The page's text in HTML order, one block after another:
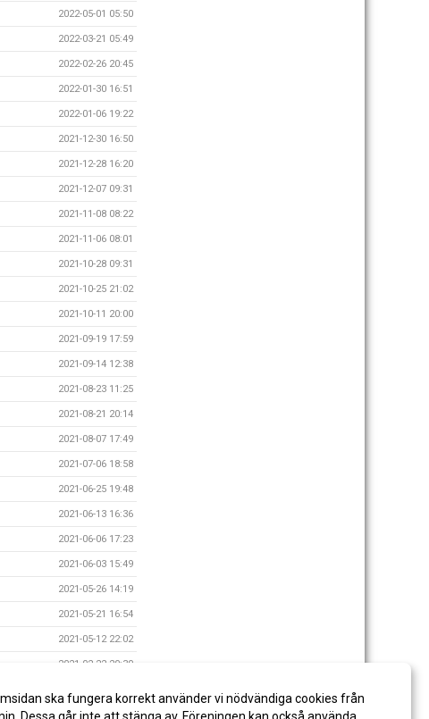
2022-05-01 05:50
2022-03-21 05:49
2022-02-26 20:45
2022-01-30 16:51
2022-01-06 19:22
2021-12-30 16:50
2021-12-28 16:20
2021-12-07 09:31
2021-11-08 08:22
2021-11-06 08:01
2021-10-28 09:31
2021-10-25 21:02
2021-10-11 20:00
2021-09-19 17:59
2021-09-14 12:38
2021-08-23 11:25
2021-08-21 20:14
2021-08-07 17:49
2021-07-06 18:58
2021-06-25 19:48
2021-06-13 16:36
2021-06-06 17:23
2021-06-03 15:49
2021-05-26 14:19
2021-05-21 16:54
2021-05-12 22:02
2021-02-22 20:30
2021-02-13 17:55
ska fungera korrekt använder vi nödvändiga cookies från